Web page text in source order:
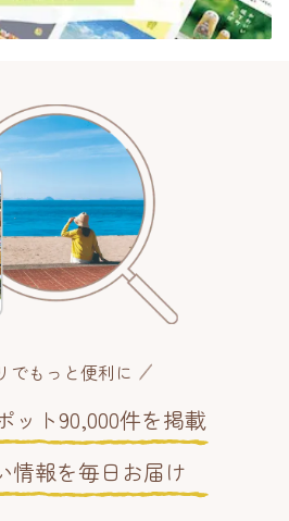
でもっと便利に
ット90,000件を掲載
情報を毎日お届け